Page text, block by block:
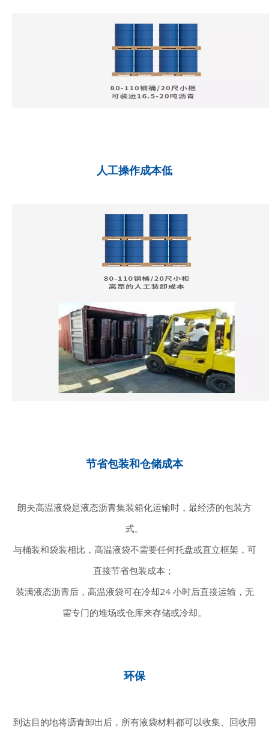
人工操作成本低
节省包装和仓储成本
朗夫高温液袋是液态沥青集装箱化运输时，最经济的包装方
式。
与桶装和袋装相比，高温液袋不需要任何托盘或直立框架，可
直接节省包装成本；
装满液态沥青后，高温液袋可在冷却24 小时后直接运输，无
需专门的堆场或仓库来存储或冷却。
环保
到达目的地将沥青卸出后，所有液袋材料都可以收集、回收用